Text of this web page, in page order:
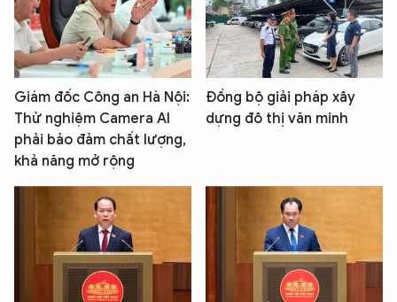
Giám đốc Công an Hà Nội:
Thử nghiệm Camera AI
phải bảo đảm chất lượng,
khả năng mở rộng
Đồng bộ giải pháp xây
dựng đô thị văn minh